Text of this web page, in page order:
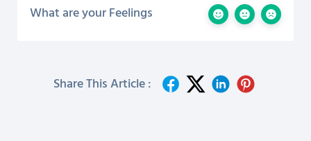
What are your Feelings
Share This Article :